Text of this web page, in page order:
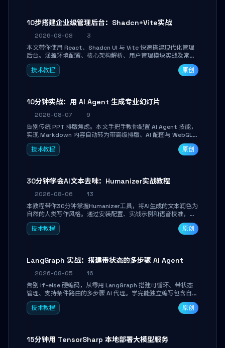
10步搭建企业级管理后台：Shadcn+Vite实战
2026-08-08
3
本文带你使用 React、Shadcn UI 与 Vite 快速搭建现代化管理
后台。涵盖环境配置、核心架构解析、用户管理模块实战及常见
踩坑指南。学完即可独立完成仪表盘搭建、组件拼装与主题定
制，满足企业级开发需求。
技术教程 原创
10分钟实战：用 AI Agent 生成专业幻灯片
2026-08-07
9
告别传统 PPT 排版焦虑。本文手把手教你配置 AI Agent 技能，
实现 Markdown 内容自动转为带高级排版、AI 配图与 WebGL
运行时的 HTML 幻灯片。只需专注内容，10 分钟即可产出可投
屏的专业级演示文稿。
技术教程 原创
30分钟学会AI文本去味：Humanizer实战教程
2026-08-06
13
本教程带你30分钟掌握Humanizer工具，将AI生成的文本润色为
自然的人类写作风格。通过安装配置、实战示例和语音校准，让
你的内容告别AI痕迹，匹配个人写作习惯，适合内容创作者和技
术博主。
技术教程 原创
LangGraph 实战：搭建带状态的多步骤 AI Agent
2026-08-05
16
告别 if-else 硬编码，从零用 LangGraph 搭建可循环、带状态
管理、支持条件路由的多步骤 AI 代理。学完能独立编写包含自动
决策、工具调用和持久化状态的复杂工作流，并避开递归溢出、
状态丢失等常见坑点。
技术教程 原创
15分钟用 TensorSharp 本地部署大模型服务